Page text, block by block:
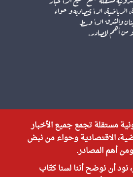
مستقلة تجمع جميع الأخبار
الاقتصادية وحواء من نبض
أهم المصادر.
أن نوضح أننا لسنا كتّاب